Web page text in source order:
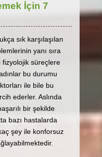
İçin 7
sık karşılaşılan
yanı sıra
süreçlere
bu durumu
ile bile bu
ederler. Aslında
bir şekilde
bazı hastalarda
şey ile konforsuz